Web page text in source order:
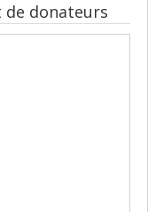
de donateurs